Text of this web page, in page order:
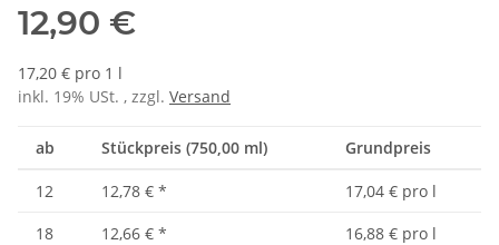
12,90 €
17,20 € pro 1 l
inkl. 19% USt. , zzgl. Versand
ab Stückpreis (750,00 ml) Grundpreis
12 12,78 € *
17,04 € pro l
18
12,66 € * 16,88 € pro l